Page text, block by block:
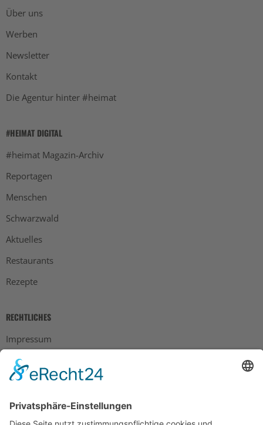
Über uns
Werben
Newsletter
Kontakt
Die Agentur hinter #heimat
#HEIMAT DIGITAL
#heimat Magazin-Archiv
Reportagen
Menschen
Schwarzwald
Aktuelles
Restaurants
Rezepte
RECHTLICHES
Impressum
Datenschutz
AGB
Widerrufsbelehrung